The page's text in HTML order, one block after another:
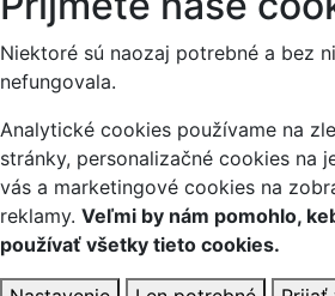
Niektoré sú naozaj potrebné a bez
nefungovala.
Analytické cookies používame na
stránky, personalizačné cookies na
vás a marketingové cookies na
reklamy. Veľmi by nám pomohlo,
používať všetky tieto cookies.